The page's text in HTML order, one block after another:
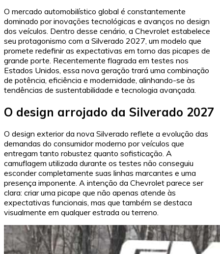
O mercado automobilístico global é constantemente
dominado por inovações tecnológicas e avanços no design
dos veículos. Dentro desse cenário, a Chevrolet estabelece
seu protagonismo com a Silverado 2027, um modelo que
promete redefinir as expectativas em torno das picapes de
grande porte. Recentemente flagrada em testes nos
Estados Unidos, essa nova geração trará uma combinação
de potência, eficiência e modernidade, alinhando-se às
tendências de sustentabilidade e tecnologia avançada.
O design arrojado da Silverado 2027
O design exterior da nova Silverado reflete a evolução das
demandas do consumidor moderno por veículos que
entregam tanto robustez quanto sofisticação. A
camuflagem utilizada durante os testes não conseguiu
esconder completamente suas linhas marcantes e uma
presença imponente. A intenção da Chevrolet parece ser
clara: criar uma picape que não apenas atende às
expectativas funcionais, mas que também se destaca
visualmente em qualquer estrada ou terreno.